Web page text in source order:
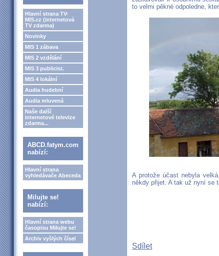
Hlavní strana TV-
MIS.cz (internetová
TV zdarma)
Novinky
MIS 1 zábava
MIS 2 vzdělání
MIS 3 publicist.
MIS 4 lokální
Audia hudební
Audia mluvená
Naše další
internetové televize
zdarma...
ABCD.fatym.com
nabízí:
Hlavní strana
vyhledávače Abeceda
Milujte se!
nabízí:
Hlavní strana webu
časopisu Milujte se!
Archiv vyšlých čísel
to velmi pěkné odpoledne,
A protože účast nebyla
někdy přijet. A tak už nyní se
Sdílet